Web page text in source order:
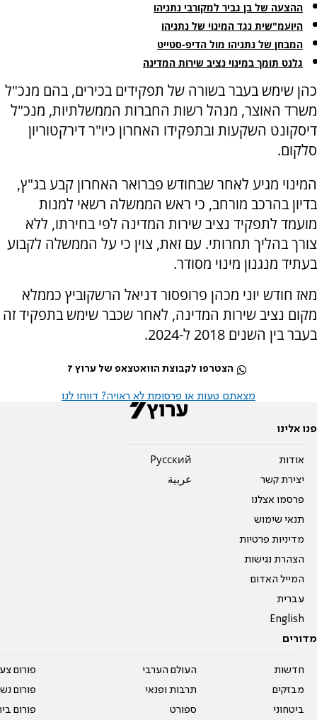
ההצעה של בן גביר למקורבי נתניהו
היועמ"שית נגד המינוי של נתניהו
המבחן של נתניהו מול הדיפ-סטייט
גלנט תומך במינוי נציב שירות המדינה
כהן שימש בעבר בשורה של תפקידים בכירים, בהם מנכ"ל
משרד האוצר, מנהל רשות החברות הממשלתיות, מנכ"ל
דיסקונט השקעות ובתפקידו האחרון כיו"ר דירקטוריון
סלקום.
המינוי מגיע לאחר שבחודש פברואר האחרון קבע בג"ץ,
בדיון בהרכב מורחב, כי ראש הממשלה רשאי למנות
מועמד לתפקיד נציב שירות המדינה לפי בחירתו, ללא
צורך בהליך תחרותי. עם זאת, צוין כי על הממשלה לקבוע
בעתיד מנגנון מינוי מסודר.
מאז חודש יוני מכהן פרופסור דניאל הרשקוביץ כממלא
מקום נציב שירות המדינה, לאחר שכבר שימש בתפקיד זה
בעבר בין השנים 2018 ל-2024.
הצטרפו לקבוצת הוואטצאפ של ערוץ 7
מצאתם טעות או פרסומת לא ראויה? דווחו לנו
פנו אלינו
אודות
יצירת קשר
פרסמו אצלנו
תנאי שימוש
מדיניות פרטיות
הצהרת נגישות
המייל האדום
עברית
English
Pусский
عربية
מדורים
חדשות
מבזקים
ביטחוני
העולם הערבי
תרבות ופנאי
ספורט
פורום
פורום
פורום